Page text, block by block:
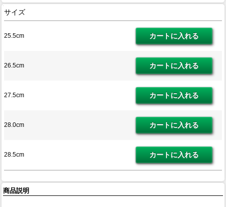
サイズ
25.5cm
26.5cm
27.5cm
28.0cm
28.5cm
商品説明